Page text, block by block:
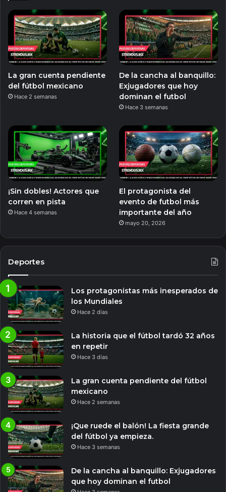
La gran cuenta pendiente
del fútbol mexicano
Hace 2 semanas
De la cancha al banquillo:
Exjugadores que hoy
dominan el futbol
Hace 3 semanas
¡Sin dobles! Actores que
corren en pista
Hace 4 semanas
El protagonista del
evento de futbol más
importante del año
mayo 20, 2026
Deportes
Los protagonistas más inesperados de
los Mundiales
Hace 2 días
La historia que el fútbol tardó 32 años
en repetir
Hace 3 días
La gran cuenta pendiente del fútbol
mexicano
Hace 2 semanas
¡Que ruede el balón! La fiesta grande
del fútbol ya empieza.
Hace 3 semanas
De la cancha al banquillo: Exjugadores
que hoy dominan el futbol